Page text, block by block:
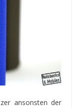
ansonsten der